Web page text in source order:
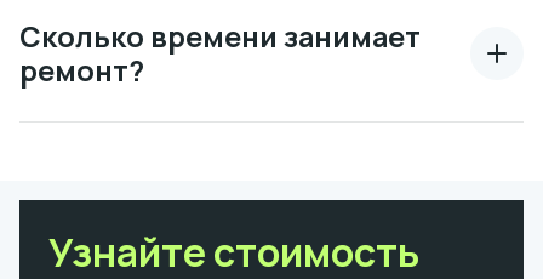
Сколько времени занимает
ремонт?
Узнайте стоимость